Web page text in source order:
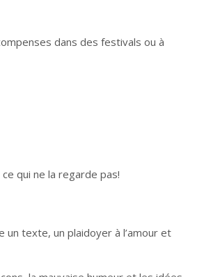
dans des festivals ou à
qui ne la regarde pas!
un texte, un plaidoyer à l’amour et